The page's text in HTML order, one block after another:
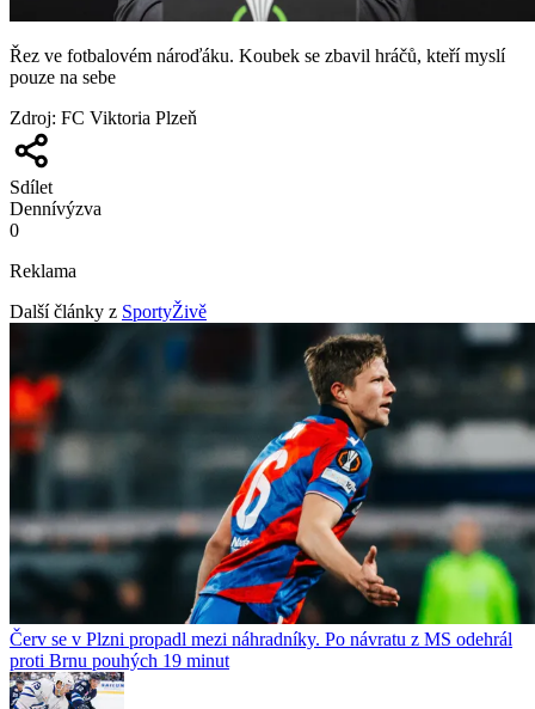
Řez ve fotbalovém nároďáku. Koubek se zbavil hráčů, kteří myslí
pouze na sebe
Zdroj: FC Viktoria Plzeň
Sdílet
Dennívýzva
0
Reklama
Další články z SportyŽivě
Červ se v Plzni propadl mezi náhradníky. Po návratu z MS odehrál
proti Brnu pouhých 19 minut